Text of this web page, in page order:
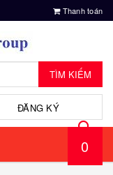
Thanh toán
TÌM KIẾM
ĐĂNG KÝ
0